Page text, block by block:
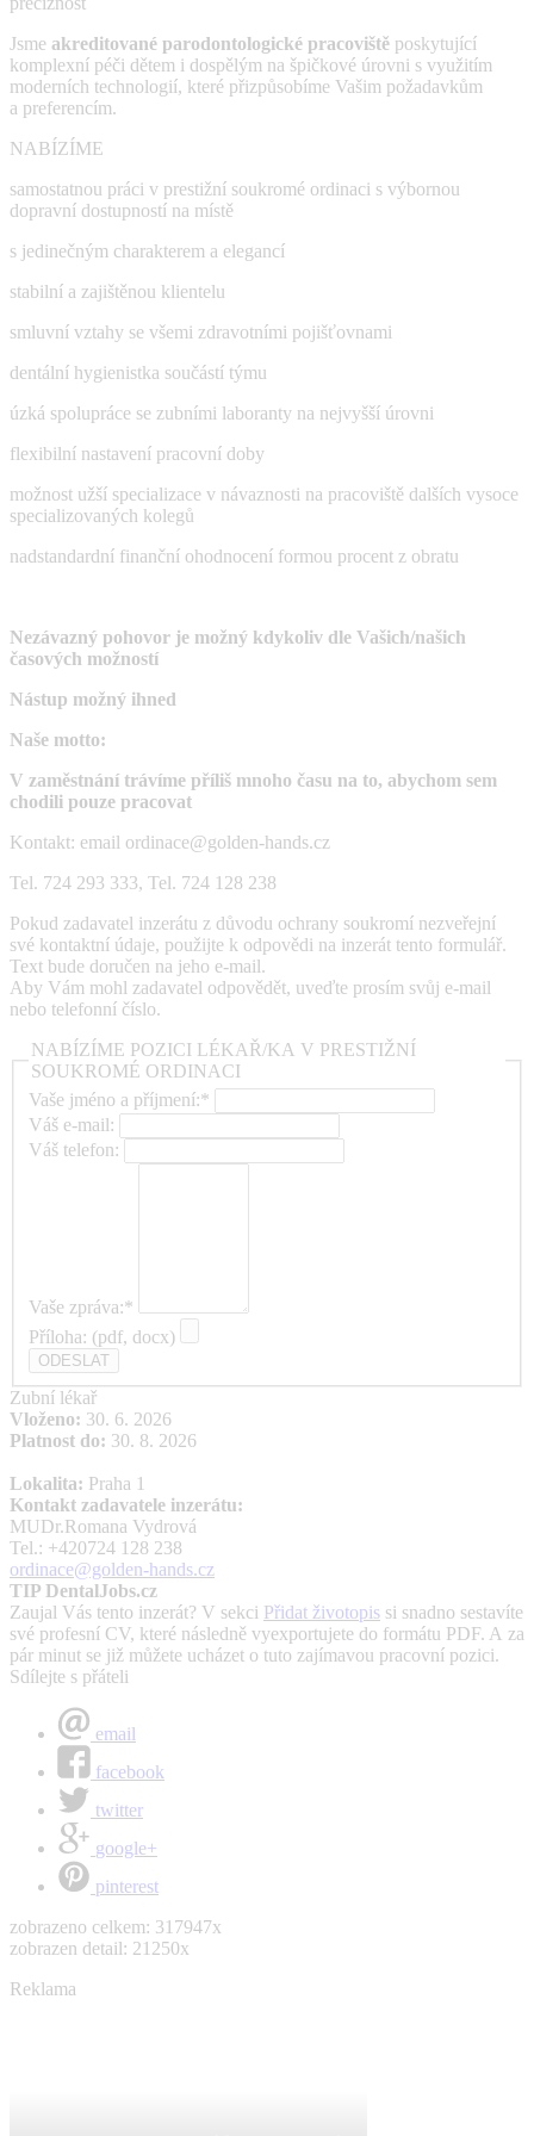
Jsme akreditované parodontologické pracoviště poskytující
komplexní péči dětem i dospělým na špičkové úrovni s využitím
moderních technologií, které přizpůsobíme Vašim požadavkům
a preferencím.
NABÍZÍME
samostatnou práci v prestižní soukromé ordinaci s výbornou
dopravní dostupností na místě
s jedinečným charakterem a elegancí
stabilní a zajištěnou klientelu
smluvní vztahy se všemi zdravotními pojišťovnami
dentální hygienistka součástí týmu
úzká spolupráce se zubními laboranty na nejvyšší úrovni
flexibilní nastavení pracovní doby
možnost užší specializace v návaznosti na pracoviště dalších vysoce
specializovaných kolegů
nadstandardní finanční ohodnocení formou procent z obratu
Nezávazný pohovor je možný kdykoliv dle Vašich/našich
časových možností
Nástup možný ihned
Naše motto:
V zaměstnání trávíme příliš mnoho času na to, abychom sem
chodili pouze pracovat
Kontakt: email ordinace@golden-hands.cz
Tel. 724 293 333, Tel. 724 128 238
Pokud zadavatel inzerátu z důvodu ochrany soukromí nezveřejní
své kontaktní údaje, použijte k odpovědi na inzerát tento formulář.
Text bude doručen na jeho e-mail.
Aby Vám mohl zadavatel odpovědět, uveďte prosím svůj e-mail
nebo telefonní číslo.
NABÍZÍME POZICI LÉKAŘ/KA V PRESTIŽNÍ
SOUKROMÉ ORDINACI
Vaše jméno a příjmení:*
Váš e-mail:
Váš telefon:
Vaše zpráva:*
Příloha: (pdf, docx)
Zubní lékař
Vloženo: 30. 6. 2026
Platnost do: 30. 8. 2026
Lokalita: Praha 1
Kontakt zadavatele inzerátu:
MUDr.Romana Vydrová
Tel.: +420724 128 238
ordinace@golden-hands.cz
TIP DentalJobs.cz
Zaujal Vás tento inzerát? V sekci Přidat životopis si snadno sestavíte
své profesní CV, které následně vyexportujete do formátu PDF. A za
pár minut se již můžete ucházet o tuto zajímavou pracovní pozici.
Sdílejte s přáteli
email
facebook
twitter
google+
pinterest
zobrazeno celkem: 317947x
zobrazen detail: 21250x
Reklama